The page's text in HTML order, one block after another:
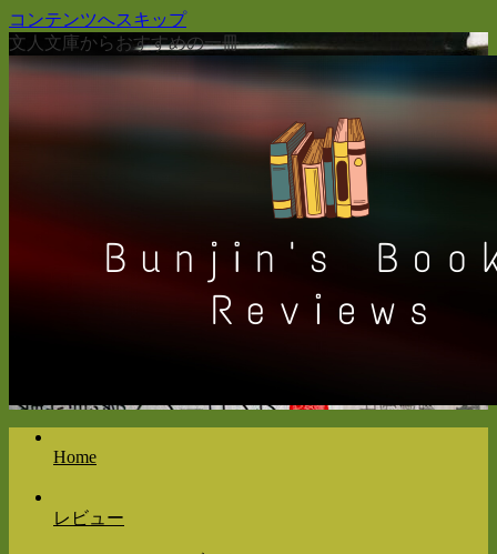
コンテンツへスキップ
文人文庫からおすすめの一冊
Home
レビュー